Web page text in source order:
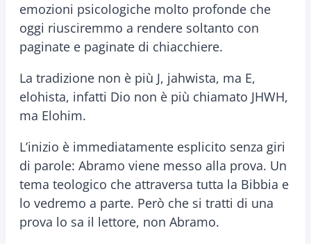
emozioni psicologiche molto profonde che
oggi riusciremmo a rendere soltanto con
paginate e paginate di chiacchiere.
La tradizione non è più J, jahwista, ma E,
elohista, infatti Dio non è più chiamato JHWH,
ma Elohim.
L’inizio è immediatamente esplicito senza giri
di parole: Abramo viene messo alla prova. Un
tema teologico che attraversa tutta la Bibbia e
lo vedremo a parte. Però che si tratti di una
prova lo sa il lettore, non Abramo.